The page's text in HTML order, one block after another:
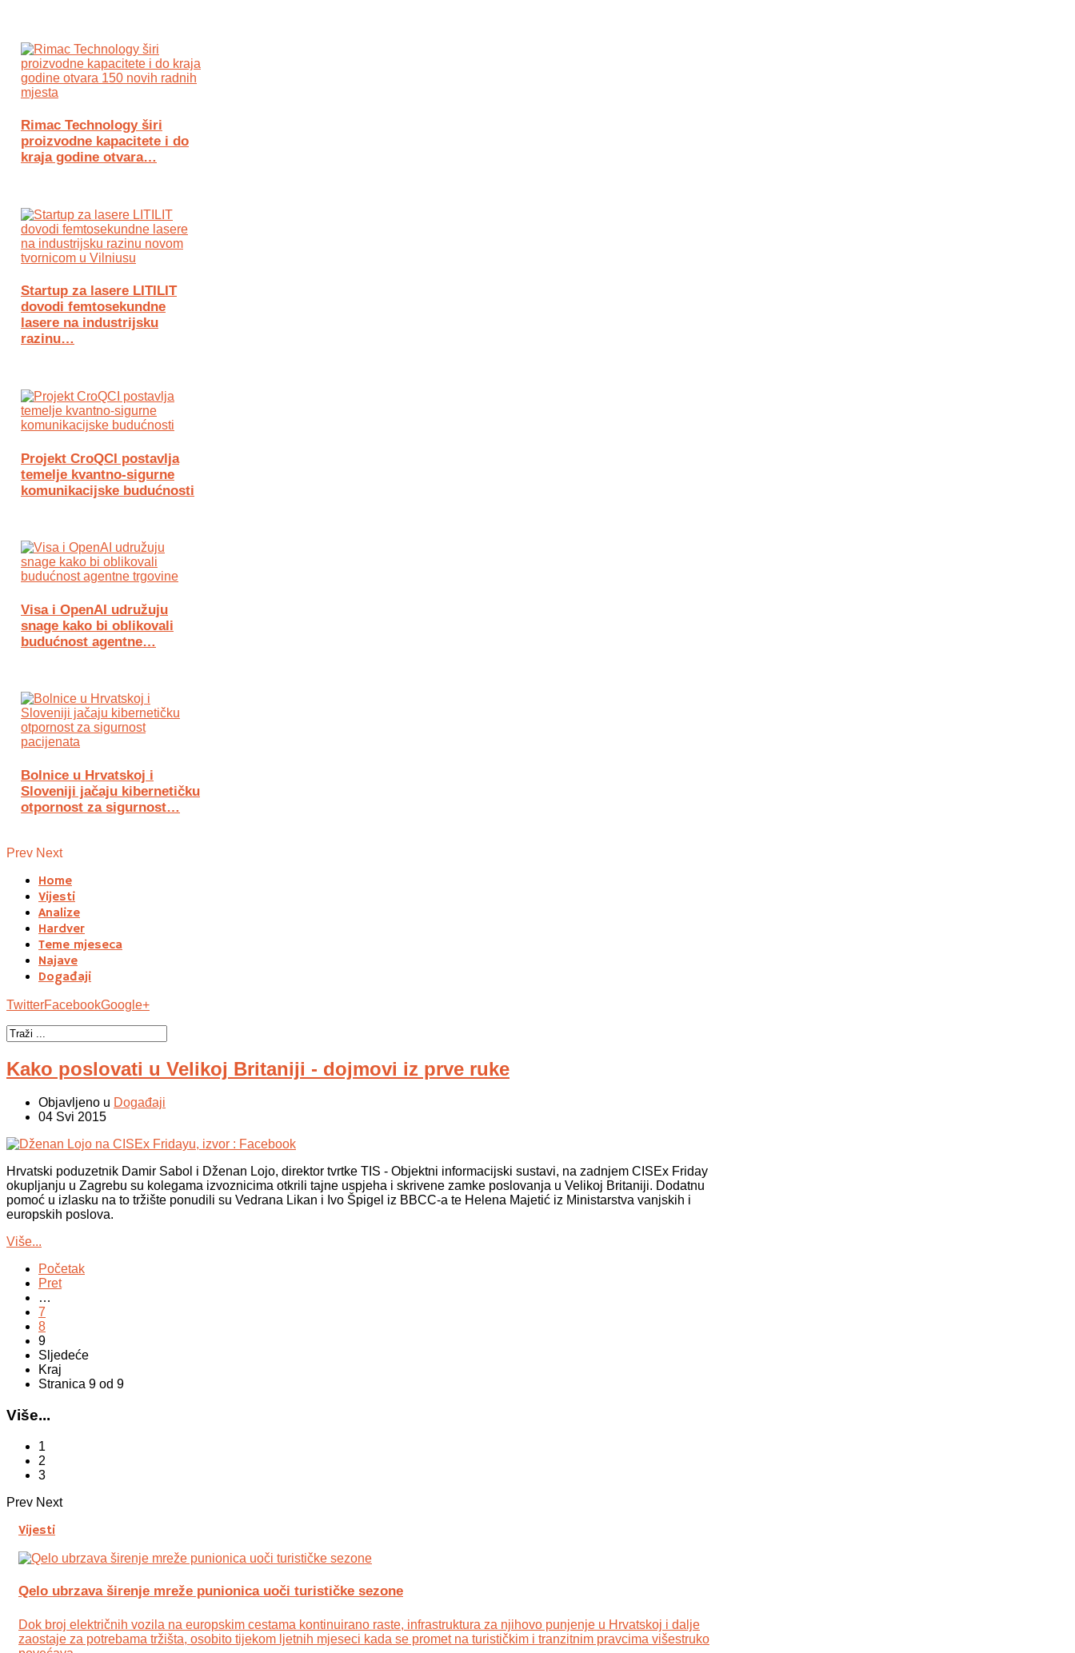
Rimac Technology širi
proizvodne kapacitete i do
kraja godine otvara…
Startup za lasere LITILIT
dovodi femtosekundne
lasere na industrijsku
razinu…
Projekt CroQCI postavlja
temelje kvantno-sigurne
komunikacijske budućnosti
Visa i OpenAI udružuju
snage kako bi oblikovali
budućnost agentne…
Bolnice u Hrvatskoj i
Sloveniji jačaju kibernetičku
otpornost za sigurnost…
Prev Next
Home
Vijesti
Analize
Hardver
Teme mjeseca
Najave
Događaji
TwitterFacebookGoogle+
Kako poslovati u Velikoj Britaniji - dojmovi iz prve ruke
Objavljeno u Događaji
04 Svi 2015
Hrvatski poduzetnik Damir Sabol i Dženan Lojo, direktor tvrtke TIS - Objektni informacijski sustavi, na zadnjem CISEx Friday
okupljanju u Zagrebu su kolegama izvoznicima otkrili tajne uspjeha i skrivene zamke poslovanja u Velikoj Britaniji. Dodatnu
pomoć u izlasku na to tržište ponudili su Vedrana Likan i Ivo Špigel iz BBCC-a te Helena Majetić iz Ministarstva vanjskih i
europskih poslova.
Više...
Početak
Pret
…
7
8
9
Sljedeće
Kraj
Stranica 9 od 9
Više...
1
2
3
Prev Next
Vijesti
Qelo ubrzava širenje mreže punionica uoči turističke sezone
Dok broj električnih vozila na europskim cestama kontinuirano raste, infrastruktura za njihovo punjenje u Hrvatskoj i dalje
zaostaje za potrebama tržišta, osobito tijekom ljetnih mjeseci kada se promet na turističkim i tranzitnim pravcima višestruko